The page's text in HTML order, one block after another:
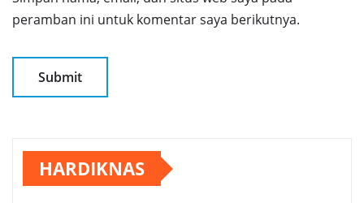
peramban ini untuk komentar saya berikutnya.
HARDIKNAS